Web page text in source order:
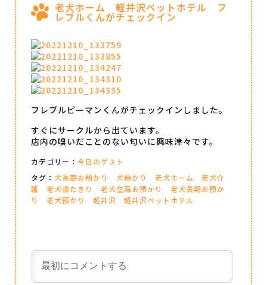
老犬ホーム 軽井沢ペットホテル フ
レブルくんがチェックイン
フレブルピーマンくんがチェックインしました。
すぐにサークルから出ています。
店内の嗅いだことのない匂いに興味津々です。
カテゴリー： 今日のゲスト
タグ： 犬長期お預かり 犬預かり 老犬ホーム
老犬介
護
老犬寝たきり 老犬生涯お預かり
老犬長期お預か
り
老犬預かり 軽井沢 軽井沢ペットホテル